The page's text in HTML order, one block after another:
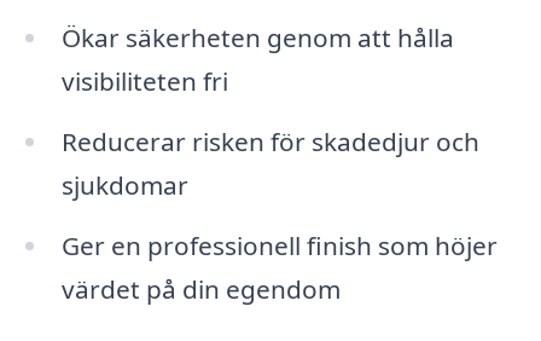
Ökar säkerheten genom att hålla
visibiliteten fri
Reducerar risken för skadedjur och
sjukdomar
Ger en professionell finish som höjer
värdet på din egendom